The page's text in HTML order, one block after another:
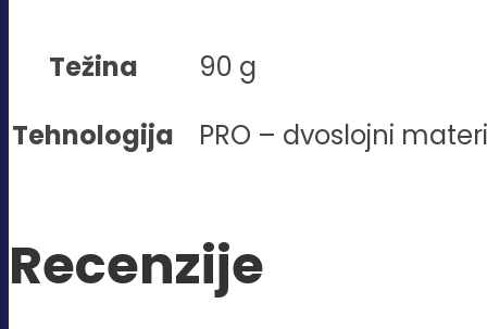
Težina
90 g
Tehnologija
PRO – dvoslojni
Recenzije